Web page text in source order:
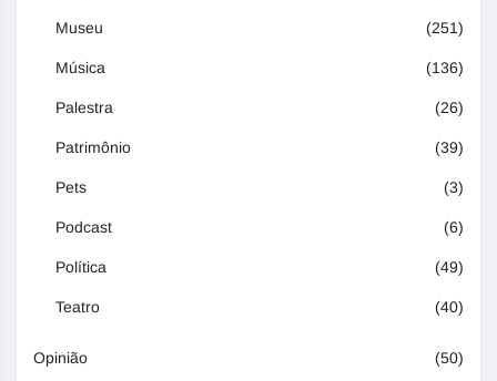
Museu (251)
Música (136)
Palestra (26)
Patrimônio (39)
Pets (3)
Podcast (6)
Política (49)
Teatro (40)
Opinião (50)